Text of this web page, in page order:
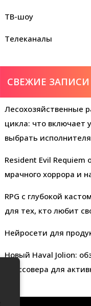
ТВ-шоу
Телеканалы
СВЕЖИЕ ЗАПИСИ
Лесохозяйственные
цикла: что включает
выбрать исполнителя
Resident Evil Requiem
мрачного хоррора и
RPG с глубокой
для тех, кто любит
Нейросети для
Новый Haval Jolion:
кроссовера для